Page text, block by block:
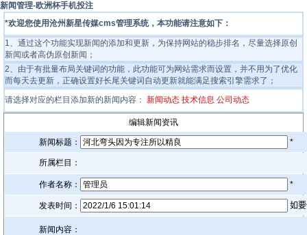
新闻管理-欧洲杯手机投注
*欢迎您使用沧州新星传媒cms管理系统，本功能请注意如下：
1、通过这个功能实现新闻的添加和更新，为保持网站的稳步排名，尽量选择原创
新闻或者高伪原创新闻；
2、由于有批量布局关键词的功能，此功能可为网站需求而设置，并不用为了优化
而每天去更新，正确设置好长尾关键词自动更新就能满足搜索引擎需求了；
请选择对应的栏目添加新的新闻内容： 新闻动态 技术信息 公司动态
编辑新闻资讯
新闻标题： *
所属栏目：
作者名称： *
发表时间： 如
新闻内容：